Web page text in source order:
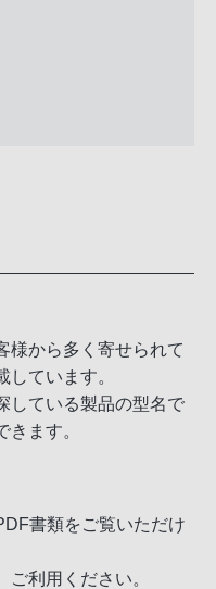
様から多く寄せられて
ています。
している製品の型名で
ます。
書類をご覧いただけ
利用ください。